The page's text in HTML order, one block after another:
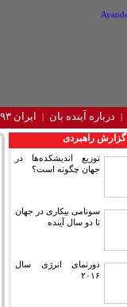
درباره آینده‌ بان ایران ۱۳۹۳
گزارش راهبردی
توزیع اندیشکده‌ها در
جهان چگونه است؟
سونامی بیکاری در جهان
تا دو سال آینده
دورنمای انرژی سال
۲۰۱۶